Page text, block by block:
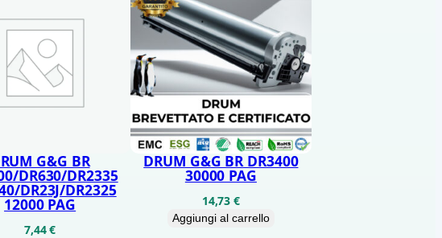
G&G BR
DR630/DR2335
DR23J/DR2325
12000 PAG
7,44€
DRUM G&G BR DR3400
30000 PAG
14,73€
Aggiungi al carrello